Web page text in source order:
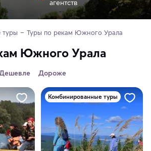
агентств
туры Туры по рекам Южного Урала
Южного Урала
Дороже
Комбинированные туры